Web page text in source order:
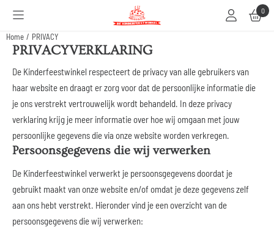
Cookievoorkeuren zijn beschikbaar. Kies instellingen of sta alle cookies toe.0
Home / PRIVACY
PRIVACYVERKLARING
De Kinderfeestwinkel respecteert de privacy van alle gebruikers van
haar website en draagt er zorg voor dat de persoonlijke informatie die
je ons verstrekt vertrouwelijk wordt behandeld. In deze privacy
verklaring krijg je meer informatie over hoe wij omgaan met jouw
persoonlijke gegevens die via onze website worden verkregen.
Persoonsgegevens die wij verwerken
De Kinderfeestwinkel verwerkt je persoonsgegevens doordat je
gebruikt maakt van onze website en/of omdat je deze gegevens zelf
aan ons hebt verstrekt. Hieronder vind je een overzicht van de
persoonsgegevens die wij verwerken: